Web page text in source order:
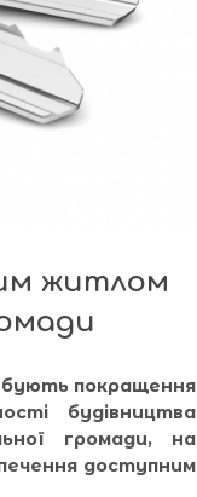
житлом
покращення
будівництва
громади, на
доступним